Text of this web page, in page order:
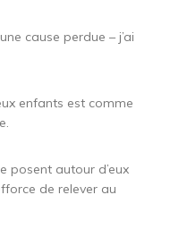
cause perdue – j’ai
enfants est comme
posent autour d’eux
de relever au